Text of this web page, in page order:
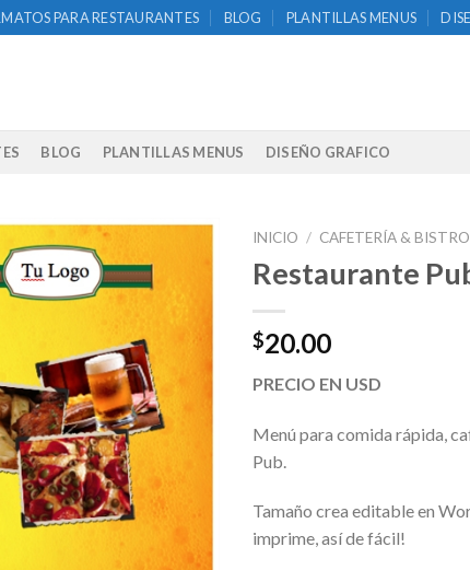
PARA RESTAURANTES BLOG PLANTILLAS MENUS
BLOG PLANTILLAS MENUS DISEÑO GRAFICO
INICIO / CAFETERÍA & BISTRO
Restaurante
$20.00
PRECIO EN USD
Menú para comida rápida,
Pub.
Tamaño crea editable en
imprime, así de fácil!